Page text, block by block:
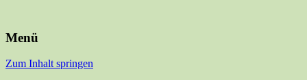
Isabella Habsburg
Menü
Zum Inhalt springen